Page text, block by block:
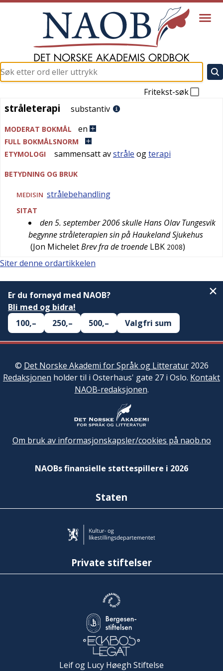
Fritekst-søk
stråleterapi
stråleterapi substantiv
MODERAT BOKMÅL en
FULL BOKMÅLSNORM
ETYMOLOGI
sammensatt avstråle ogterapi
BETYDNING OG BRUK
MEDISIN strålebehandling
SITAT
den 5. september 2006 skulle Hans Olav Tungesvik
begynne stråleterapien sin på Haukeland Sjukehus
(Jon MicheletBrev fra de troende LBK 2008)
Siter denne ordartikkelen
Er du fornøyd med NAOB?
Bli med og bidra!
100,–
250,– 500,– Valgfri sum
© Det Norske Akademi for Språk og Litteratur2026
Redaksjonen holder til i Osterhaus' gate 27 i Oslo. Kontakt
NAOB-redaksjonen.
Om bruk av informasjonskapsler/cookies på naob.no
NAOBs finansielle støttespillere i 2026
Staten
Private stiftelser
Leif og Lucy Høegh Stiftelse